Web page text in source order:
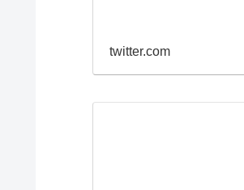
twitter.com